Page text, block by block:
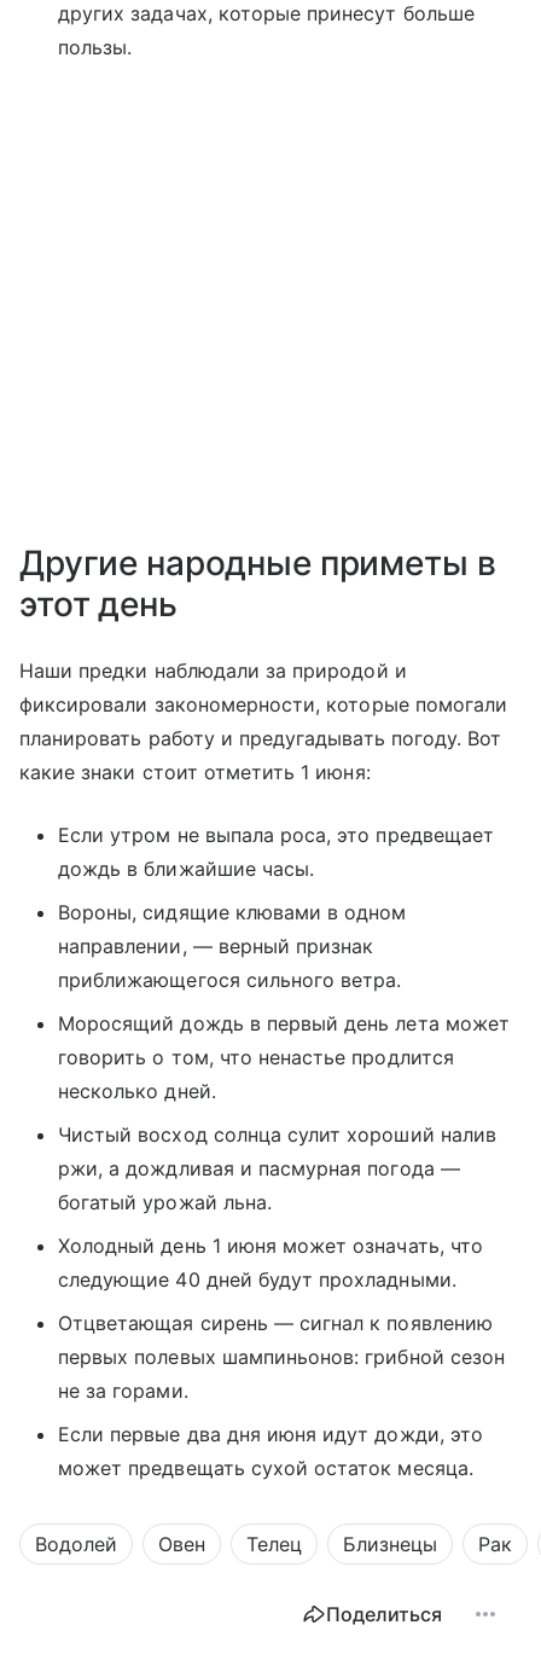
других задачах, которые принесут больше
пользы.
Другие народные приметы в
этот день
Наши предки наблюдали за природой и
фиксировали закономерности, которые помогали
планировать работу и предугадывать погоду. Вот
какие знаки стоит отметить 1 июня:
Если утром не выпала роса, это предвещает
дождь в ближайшие часы.
Вороны, сидящие клювами в одном
направлении, — верный признак
приближающегося сильного ветра.
Моросящий дождь в первый день лета может
говорить о том, что ненастье продлится
несколько дней.
Чистый восход солнца сулит хороший налив
ржи, а дождливая и пасмурная погода —
богатый урожай льна.
Холодный день 1 июня может означать, что
следующие 40 дней будут прохладными.
Отцветающая сирень — сигнал к появлению
первых полевых шампиньонов: грибной сезон
не за горами.
Если первые два дня июня идут дожди, это
может предвещать сухой остаток месяца.
Водолей Овен Телец Близнецы Рак
Поделиться